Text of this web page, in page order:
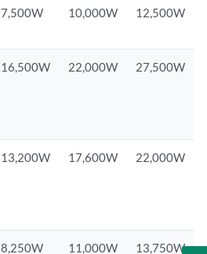
7,500W 10,000W 12,500W
16,500W 22,000W 27,500W
13,200W 17,600W 22,000W
8,250W 11,000W 13,750W